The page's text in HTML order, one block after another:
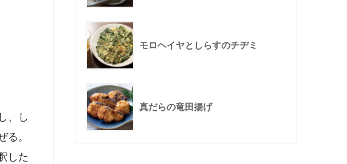
、し
る。
した
モロヘイヤとしらすのチヂミ
真だらの竜田揚げ